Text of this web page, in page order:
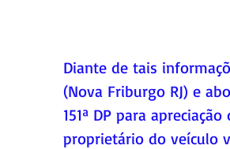
Diante de tais
(Nova Friburgo RJ) e
151ª DP para
proprietário do veículo